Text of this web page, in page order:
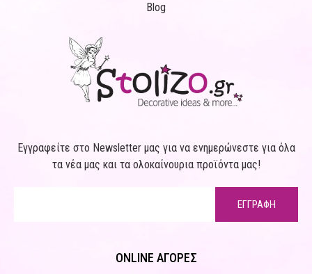
Blog
Εγγραφείτε στο Newsletter μας για να ενημερώνεστε για όλα
τα νέα μας και τα ολοκαίνουρια προϊόντα μας!
ΕΓΓΡΑΦΗ
ONLINE ΑΓΟΡΕΣ